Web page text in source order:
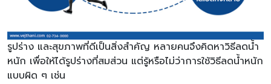
รูปร่าง และสุขภาพที่ดีเป็นสิ่งสำคัญ หลายคนจึงคิดหาวิธีลดน้ำ
หนัก เพื่อให้ได้รูปร่างที่สมส่วน แต่รู้หรือไม่ว่าการใช้วิธีลดน้ำหนัก
แบบผิด ๆ เช่น